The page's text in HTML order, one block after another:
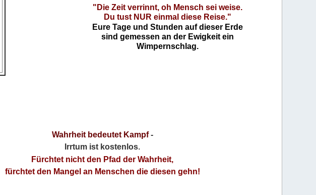
"Die Zeit verrinnt, oh Mensch sei weise.
Du tust NUR einmal diese Reise."
Eure Tage und Stunden auf dieser Erde
sind gemessen an der Ewigkeit ein
Wimpernschlag.
Wahrheit bedeutet Kampf-
Irrtum ist kostenlos.
Fürchtet nicht den Pfad der Wahrheit,
fürchtet den Mangel an Menschen die diesen gehn!